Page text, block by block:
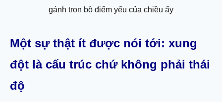
gánh trọn bộ điểm yếu của chiều ấy
Một sự thật ít được nói tới: xung
đột là cấu trúc chứ không phải thái
độ